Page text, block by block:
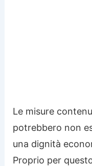
Le misure
potrebbero non
una dignità
Proprio per